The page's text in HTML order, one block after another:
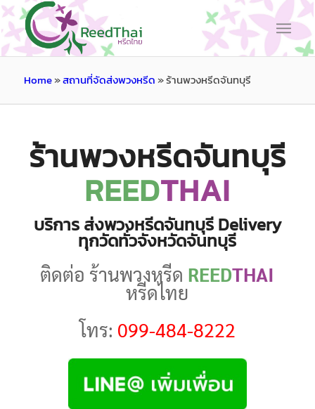
Home»สถานที่จัดส่งพวงหรีด»ร้านพวงหรีดจันทบุรี
ร้านพวงหรีดจันทบุรี
REEDTHAI
บริการ ส่งพวงหรีดจันทบุรี Delivery
ทุกวัดทั่วจังหวัดจันทบุรี
ติดต่อ ร้านพวงหรีด REEDTHAI
หรีดไทย
โทร: 099-484-8222